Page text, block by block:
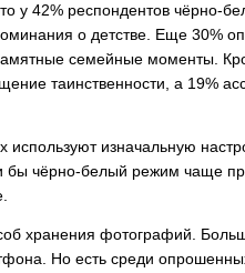
у 42% респондентов чёрно-
о детстве. Еще 30%
семейные моменты.
таинственности, а 19%
изначальную
бы чёрно-белый режим чаще
хранения фотографий.
Но есть среди